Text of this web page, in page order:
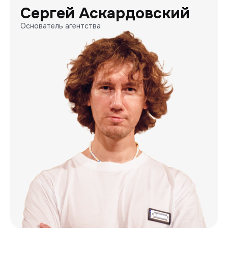
Сергей Аскардовский
Основатель агентства